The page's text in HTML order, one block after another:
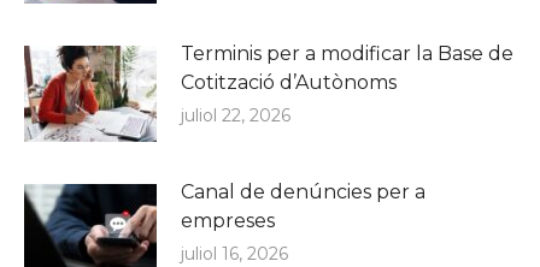
Terminis per a modificar la Base de
Cotització d’Autònoms
juliol 22, 2026
Canal de denúncies per a
empreses
juliol 16, 2026